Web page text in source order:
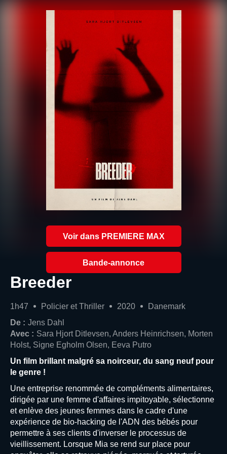
Voir dans PREMIERE MAX
Bande-annonce
Breeder
1h47 Policier et Thriller 2020
Danemark
De : Jens Dahl
Avec : Sara Hjort Ditlevsen, Anders Heinrichsen, Morten
Holst, Signe Egholm Olsen, Eeva Putro
Un film brillant malgré sa noirceur, du sang neuf pour
le genre !
Une entreprise renommée de compléments alimentaires,
dirigée par une femme d'affaires impitoyable, sélectionne
et enlève des jeunes femmes dans le cadre d'une
expérience de bio-hacking de l'ADN des bébés pour
permettre à ses clients d'inverser le processus de
vieillissement. Lorsque Mia se rend sur place pour